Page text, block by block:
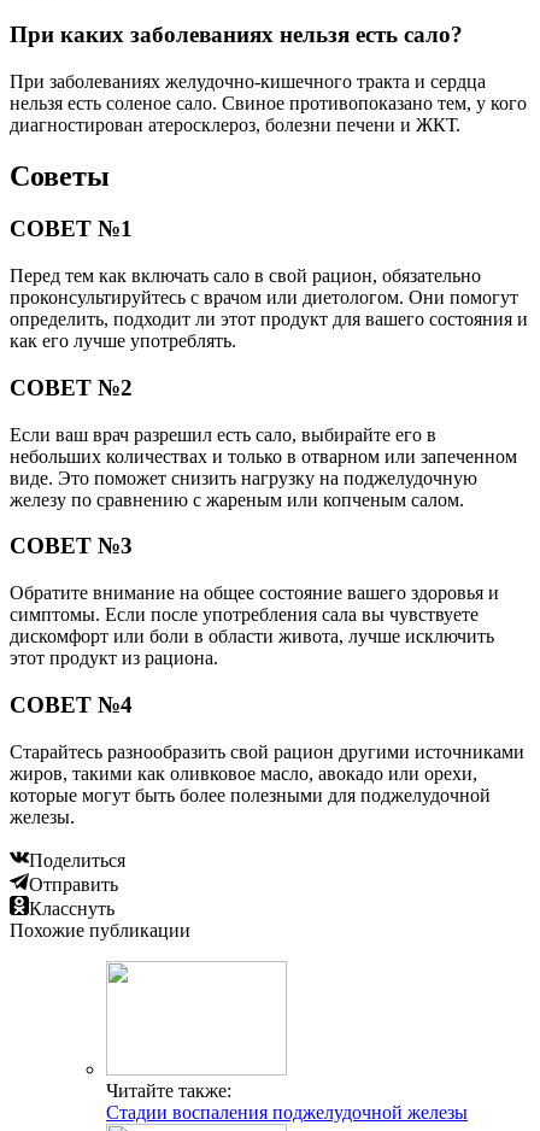
При каких заболеваниях нельзя есть сало?
При заболеваниях желудочно-кишечного тракта и сердца
нельзя есть соленое сало. Свиное противопоказано тем, у кого
диагностирован атеросклероз, болезни печени и ЖКТ.
Советы
СОВЕТ №1
Перед тем как включать сало в свой рацион, обязательно
проконсультируйтесь с врачом или диетологом. Они помогут
определить, подходит ли этот продукт для вашего состояния и
как его лучше употреблять.
СОВЕТ №2
Если ваш врач разрешил есть сало, выбирайте его в
небольших количествах и только в отварном или запеченном
виде. Это поможет снизить нагрузку на поджелудочную
железу по сравнению с жареным или копченым салом.
СОВЕТ №3
Обратите внимание на общее состояние вашего здоровья и
симптомы. Если после употребления сала вы чувствуете
дискомфорт или боли в области живота, лучше исключить
этот продукт из рациона.
СОВЕТ №4
Старайтесь разнообразить свой рацион другими источниками
жиров, такими как оливковое масло, авокадо или орехи,
которые могут быть более полезными для поджелудочной
железы.
Поделиться
Отправить
Класснуть
Похожие публикации
Читайте также:
Стадии воспаления поджелудочной железы